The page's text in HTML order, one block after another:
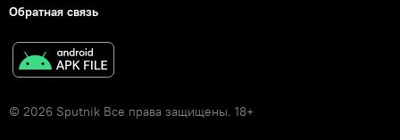
Обратная связь
© 2026 Sputnik Все права защищены. 18+